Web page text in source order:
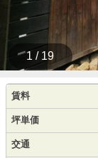
1 / 19
賃料
坪単価
交通